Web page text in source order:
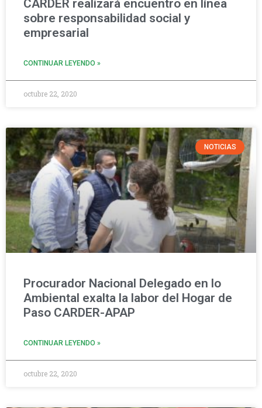
CARDER realizará encuentro en línea
sobre responsabilidad social y
empresarial
CONTINUAR LEYENDO »
octubre 22, 2020
NOTICIAS
Procurador Nacional Delegado en lo
Ambiental exalta la labor del Hogar de
Paso CARDER-APAP
CONTINUAR LEYENDO »
octubre 22, 2020